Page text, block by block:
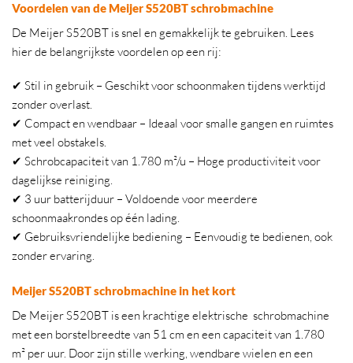
Voordelen van de Meijer S520BT schrobmachine
De Meijer S520BT is snel en gemakkelijk te gebruiken. Lees
hier de belangrijkste voordelen op een rij:
✔ Stil in gebruik – Geschikt voor schoonmaken tijdens werktijd
zonder overlast.
✔ Compact en wendbaar – Ideaal voor smalle gangen en ruimtes
met veel obstakels.
✔ Schrobcapaciteit van 1.780 m²/u – Hoge productiviteit voor
dagelijkse reiniging.
✔ 3 uur batterijduur – Voldoende voor meerdere
schoonmaakrondes op één lading.
✔ Gebruiksvriendelijke bediening – Eenvoudig te bedienen, ook
zonder ervaring.
Meijer S520BT schrobmachine in het kort
De Meijer S520BT is een krachtige elektrische schrobmachine
met een borstelbreedte van 51 cm en een capaciteit van 1.780
m² per uur. Door zijn stille werking, wendbare wielen en een